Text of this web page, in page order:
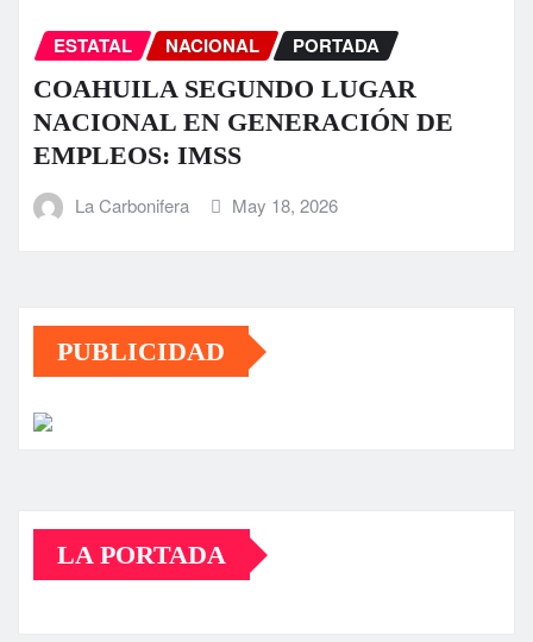
ESTATAL NACIONAL PORTADA
COAHUILA SEGUNDO LUGAR
NACIONAL EN GENERACIÓN DE
EMPLEOS: IMSS
La Carbonifera May 18, 2026
PUBLICIDAD
LA PORTADA